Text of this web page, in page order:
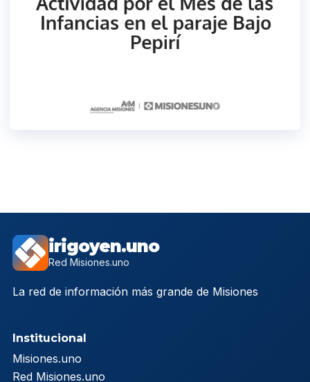
irigoyen.uno
Red Misiones.uno
La red de información más grande de Misiones
Institucional
Misiones.uno
Red Misiones.uno